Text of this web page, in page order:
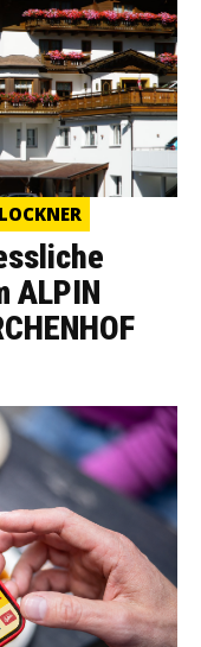
ALPIN